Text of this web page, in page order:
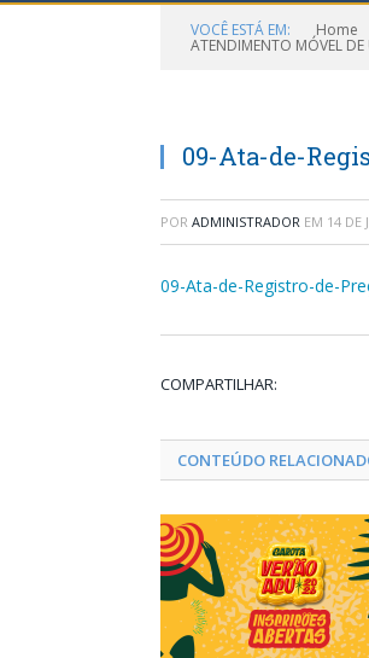
VOCÊ ESTÁ EM: Home
ATENDIMENTO MÓVEL
09-Ata-de-
POR ADMINISTRADOR EM 14 DE
09-Ata-de-Registro-de-
COMPARTILHAR:
CONTEÚDO